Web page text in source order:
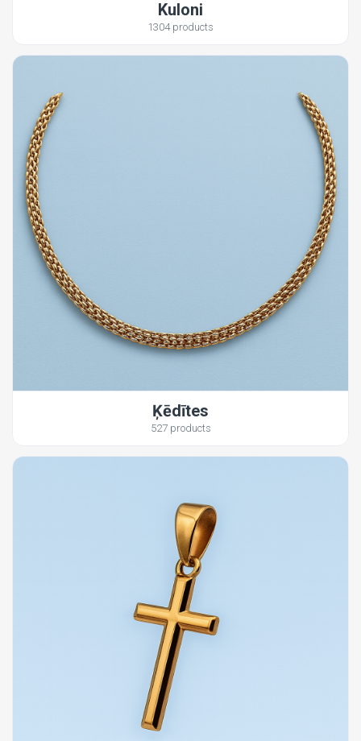
Kuloni
1304 products
Ķēdītes
527 products